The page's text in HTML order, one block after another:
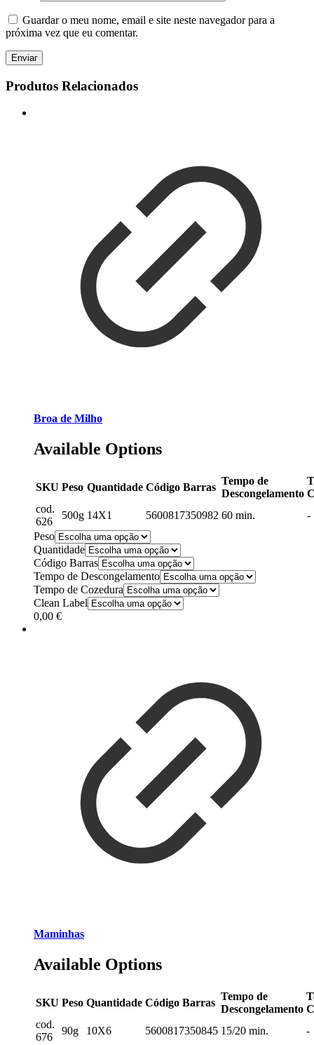
Guardar o meu nome, email e site neste navegador para a
próxima vez que eu comentar.
Produtos Relacionados
Broa de Milho
Available Options
SKU Peso Quantidade Código Barras
Tempo de
Descongelamento
cod.
626
500g 14X1 5600817350982 60 min.
-
Peso
Quantidade
Código Barras
Tempo de Descongelamento
Tempo de Cozedura
Clean Label
0,00 €
Maminhas
Available Options
SKU Peso Quantidade Código Barras
Tempo de
Descongelamento
cod.
676
90g 10X6 5600817350845 15/20 min.
-